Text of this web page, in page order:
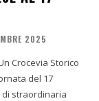
2025
di straordinaria